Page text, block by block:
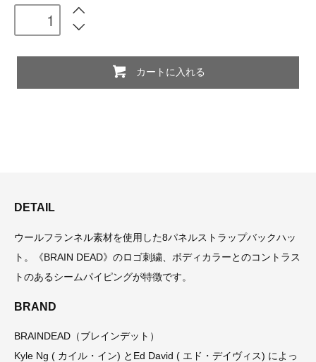
カートに入れる
DETAIL
ウールフランネル素材を使用した8パネルストラップバックハッ
ト。《BRAIN DEAD》のロゴ刺繍、ボディカラーとのコントラス
トのあるシームパイピングが特徴です。
BRAND
BRAINDEAD（ブレインデット）
Kyle Ng ( カイル・イン) とEd David ( エド・デイヴィス) によっ